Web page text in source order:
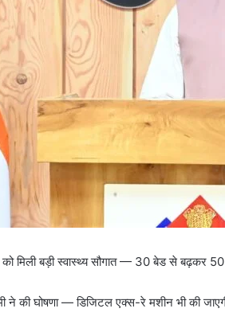
को मिली बड़ी स्वास्थ्य सौगात — 30 बेड से बढ़कर
ने की घोषणा — डिजिटल एक्स-रे मशीन भी की